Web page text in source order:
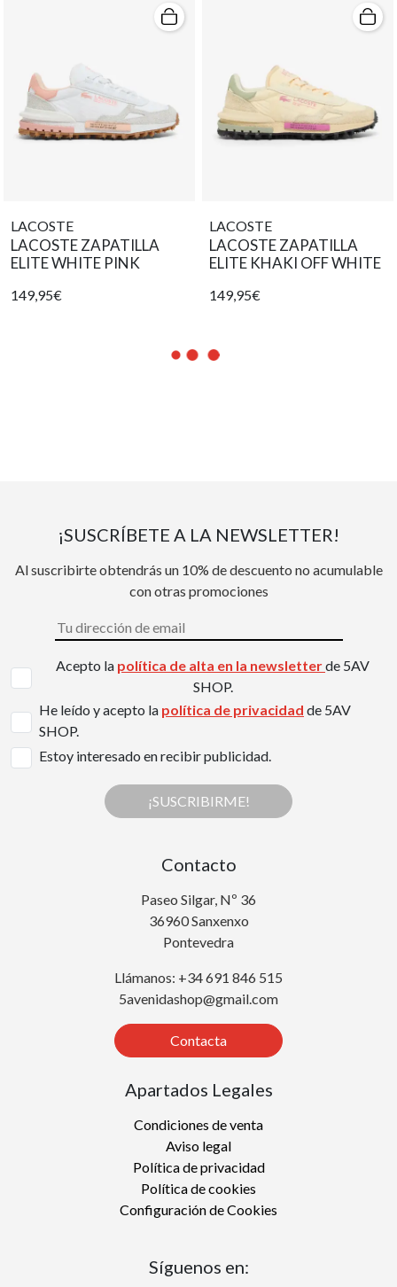
LACOSTE
LACOSTE ZAPATILLA
ELITE WHITE PINK
149,95€
LACOSTE
LACOSTE ZAPATILLA
ELITE KHAKI OFF WHITE
149,95€
¡SUSCRÍBETE A LA NEWSLETTER!
Al suscribirte obtendrás un 10% de descuento no acumulable
con otras promociones
Acepto la política de alta en la newsletterde 5AV
SHOP.
He leído y acepto la política de privacidad de 5AV
SHOP.
Estoy interesado en recibir publicidad.
¡SUSCRIBIRME!
Contacto
Paseo Silgar, Nº 36
36960 Sanxenxo
Pontevedra
Llámanos: +34 691 846 515
5avenidashop@gmail.com
Contacta
Apartados Legales
Condiciones de venta
Aviso legal
Política de privacidad
Política de cookies
Configuración de Cookies
Síguenos en: